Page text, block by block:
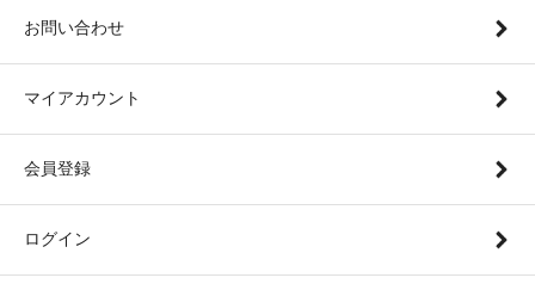
お問い合わせ
マイアカウント
会員登録
ログイン